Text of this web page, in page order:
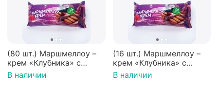
(80 шт.) Маршмеллоу –
крем «Клубника» с
палочками (ТМ
«Зефирный Лео»)
В наличии
(16 шт.) Маршмеллоу –
крем «Клубника» с
палочками (ТМ
«Зефирный Лео»)
В наличии